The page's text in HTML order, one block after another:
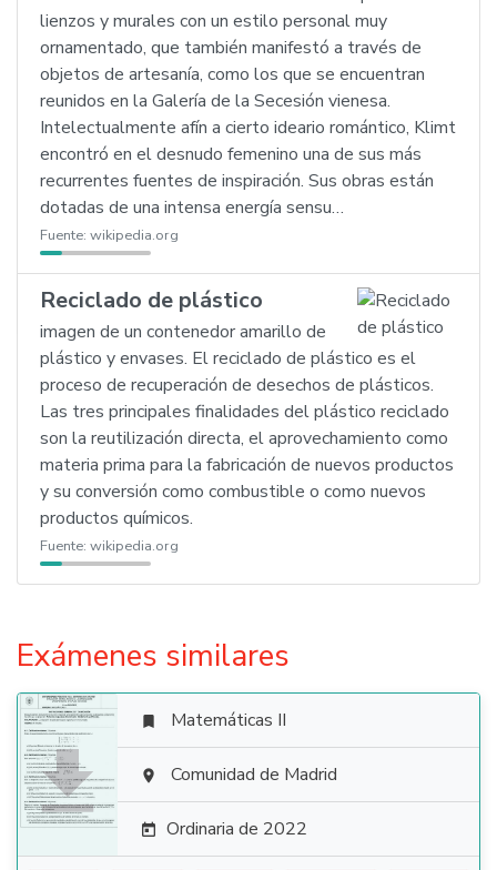
lienzos y murales con un estilo personal muy
ornamentado, que también manifestó a través de
objetos de artesanía, como los que se encuentran
reunidos en la Galería de la Secesión vienesa.
Intelectualmente afín a cierto ideario romántico, Klimt
encontró en el desnudo femenino una de sus más
recurrentes fuentes de inspiración. Sus obras están
dotadas de una intensa energía sensu…
Fuente: wikipedia.org
Reciclado de plástico
imagen de un contenedor amarillo de
plástico y envases. El reciclado de plástico es el
proceso de recuperación de desechos de plásticos.
Las tres principales finalidades del plástico reciclado
son la reutilización directa, el aprovechamiento como
materia prima para la fabricación de nuevos productos
y su conversión como combustible o como nuevos
productos químicos.
Fuente: wikipedia.org
Exámenes similares

 Matemáticas II
 Comunidad de Madrid
 Ordinaria de 2022